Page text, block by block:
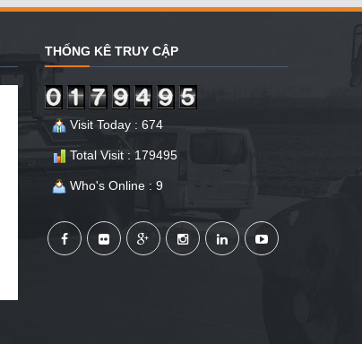
THỐNG KÊ TRUY CẬP
Visit Today : 674
Total Visit : 179495
Who's Online : 9